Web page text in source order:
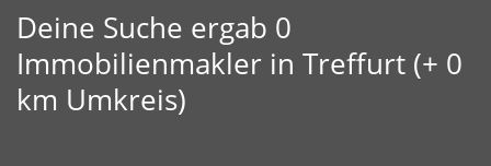
Deine Suche ergab 0
Immobilienmakler in Treffurt (+ 0
km Umkreis)